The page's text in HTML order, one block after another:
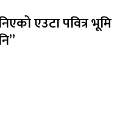
एउटा पवित्र भूमि